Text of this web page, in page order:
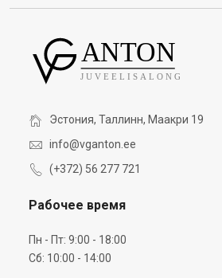
Эстония, Таллинн, Маакри 19
info@vganton.ee
(+372) 56 277 721
Рабочее время
Пн - Пт: 9:00 - 18:00
Сб: 10:00 - 14:00